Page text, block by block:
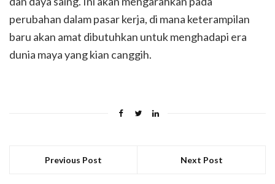
perubahan dalam pasar kerja, di mana keterampilan
baru akan amat dibutuhkan untuk menghadapi era
dunia maya yang kian canggih.
Previous Post Next Post